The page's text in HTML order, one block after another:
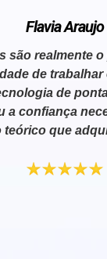
Flavia Araujo
são realmente
de
de
a confiança
que